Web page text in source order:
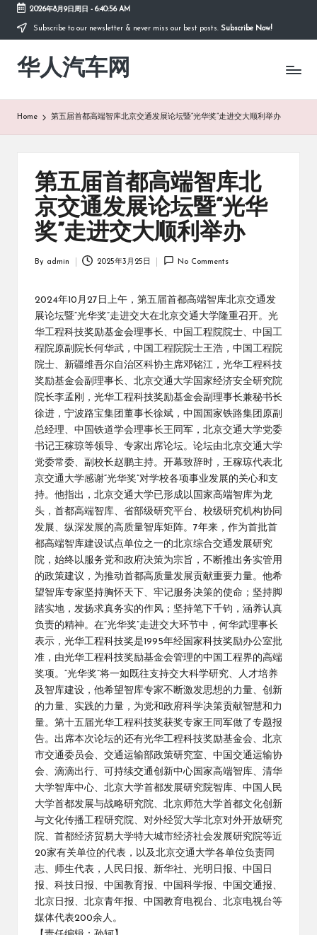
Skip
content
2026年8月9日周日 - 6:40:56 AM
Subscribe to our newsletter & never miss our best posts. Subscribe Now!
华人汽车网
Home 第五届首都高端智库北京交通发展论坛暨“光华奖”走进交大顺利举办
第五届首都高端智库北
京交通发展论坛暨“光华
奖”走进交大顺利举办
By admin 2025年3月25日 No Comments
2024年10月27日上午，第五届首都高端智库北京交通发
展论坛暨“光华奖”走进交大在北京交通大学隆重召开。光
华工程科技奖励基金会理事长、中国工程院院士、中国工
程院原副院长何华武，中国工程院院士王浩，中国工程院
院士、新疆维吾尔自治区科协主席邓铭江，光华工程科技
奖励基金会副理事长、北京交通大学国家经济安全研究院
院长李孟刚，光华工程科技奖励基金会副理事长兼秘书长
徐进，宁波路宝集团董事长徐斌，中国国家铁路集团原副
总经理、中国铁道学会理事长王同军，北京交通大学党委
书记王稼琼等领导、专家出席论坛。论坛由北京交通大学
党委常委、副校长赵鹏主持。开幕致辞时，王稼琼代表北
京交通大学感谢“光华奖”对学校各项事业发展的关心和支
持。他指出，北京交通大学已形成以国家高端智库为龙
头，首都高端智库、省部级研究平台、校级研究机构协同
发展、纵深发展的高质量智库矩阵。7年来，作为首批首
都高端智库建设试点单位之一的北京综合交通发展研究
院，始终以服务党和政府决策为宗旨，不断推出务实管用
的政策建议，为推动首都高质量发展贡献重要力量。他希
望智库专家坚持胸怀天下、牢记服务决策的使命；坚持脚
踏实地，发扬求真务实的作风；坚持笔下千钧，涵养认真
负责的精神。在“光华奖”走进交大环节中，何华武理事长
表示，光华工程科技奖是1995年经国家科技奖励办公室批
准，由光华工程科技奖励基金会管理的中国工程界的高端
奖项。“光华奖”将一如既往支持交大科学研究、人才培养
及智库建设，他希望智库专家不断激发思想的力量、创新
的力量、实践的力量，为党和政府科学决策贡献智慧和力
量。第十五届光华工程科技奖获奖专家王同军做了专题报
告。出席本次论坛的还有光华工程科技奖励基金会、北京
市交通委员会、交通运输部政策研究室、中国交通运输协
会、滴滴出行、可持续交通创新中心国家高端智库、清华
大学智库中心、北京大学首都发展研究院智库、中国人民
大学首都发展与战略研究院、北京师范大学首都文化创新
与文化传播工程研究院、对外经贸大学北京对外开放研究
院、首都经济贸易大学特大城市经济社会发展研究院等近
20家有关单位的代表，以及北京交通大学各单位负责同
志、师生代表，人民日报、新华社、光明日报、中国日
报、科技日报、中国教育报、中国科学报、中国交通报、
北京日报、北京青年报、中国教育电视台、北京电视台等
媒体代表200余人。